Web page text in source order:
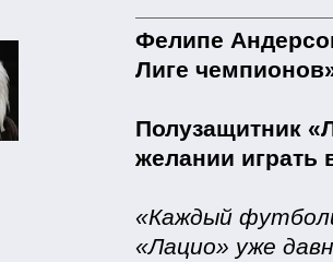
Фелипе
Лиге
Полузащитник
желании играть
«Каждый
«Лацио» уже